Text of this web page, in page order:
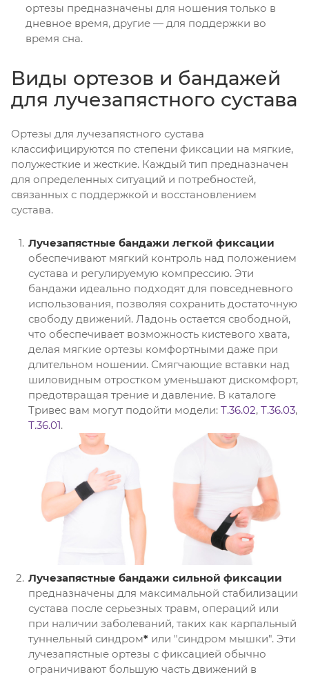
ортезы предназначены для ношения только в
дневное время, другие — для поддержки во
время сна.
Виды ортезов и бандажей
для лучезапястного сустава
Ортезы для лучезапястного сустава
классифицируются по степени фиксации на мягкие,
полужесткие и жесткие. Каждый тип предназначен
для определенных ситуаций и потребностей,
связанных с поддержкой и восстановлением
сустава.
Лучезапястные бандажи легкой фиксации
обеспечивают мягкий контроль над положением
сустава и регулируемую компрессию. Эти
бандажи идеально подходят для повседневного
использования, позволяя сохранить достаточную
свободу движений. Ладонь остается свободной,
что обеспечивает возможность кистевого хвата,
делая мягкие ортезы комфортными даже при
длительном ношении. Смягчающие вставки над
шиловидным отростком уменьшают дискомфорт,
предотвращая трение и давление. В каталоге
Тривес вам могут подойти модели: Т.36.02, Т.36.03,
Т.36.01.
Лучезапястные бандажи сильной фиксации
предназначены для максимальной стабилизации
сустава после серьезных травм, операций или
при наличии заболеваний, таких как карпальный
туннельный синдром* или "синдром мышки". Эти
лучезапястные ортезы с фиксацией обычно
ограничивают большую часть движений в